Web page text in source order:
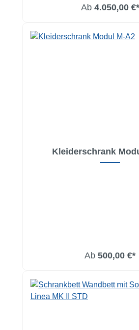
Ab 4.050,00 €*
Kleiderschrank
Ab 500,00 €*